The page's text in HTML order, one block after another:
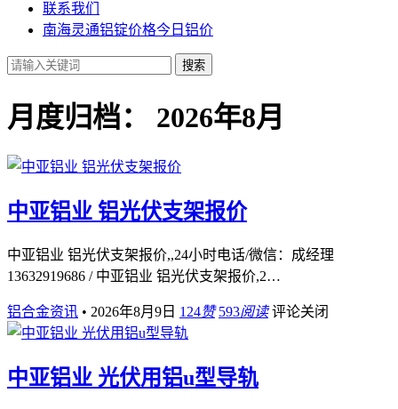
联系我们
南海灵通铝锭价格今日铝价
搜索
月度归档： 2026年8月
中亚铝业 铝光伏支架报价
中亚铝业 铝光伏支架报价,,24小时电话/微信：成经理
13632919686 / 中亚铝业 铝光伏支架报价,2…
铝合金资讯 • 2026年8月9日 124赞 593阅读 评论关闭
中亚铝业 光伏用铝u型导轨